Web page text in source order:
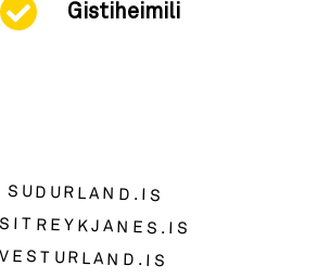
Gistiheimili
SUDURLAND.IS
VESTURLAND.IS